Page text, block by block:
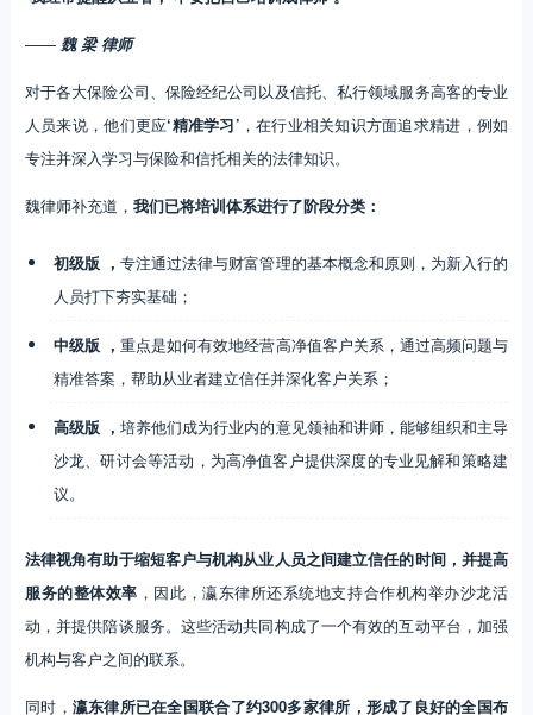
—— 魏 梁 律师
对于各大保险公司、保险经纪公司以及信托、私行领域服务高客的专业
人员来说，他们更应‘精准学习’ ，在行业相关知识方面追求精进，例如
专注并深入学习与保险和信托相关的法律知识。
魏律师补充道， 我们已将培训体系进行了阶段分类：
初级版 ，专注通过法律与财富管理的基本概念和原则，为新入行的
人员打下夯实基础；
中级版 ，重点是如何有效地经营高净值客户关系，通过高频问题与
精准答案，帮助从业者建立信任并深化客户关系；
高级版 ，培养他们成为行业内的意见领袖和讲师，能够组织和主导
沙龙、研讨会等活动，为高净值客户提供深度的专业见解和策略建
议。
法律视角有助于缩短客户与机构从业人员之间建立信任的时间，并提高
服务的整体效率 ，因此，瀛东律所还系统地支持合作机构举办沙龙活
动，并提供陪谈服务。这些活动共同构成了一个有效的互动平台，加强
机构与客户之间的联系。
同时， 瀛东律所已在全国联合了约300多家律所，形成了良好的全国布